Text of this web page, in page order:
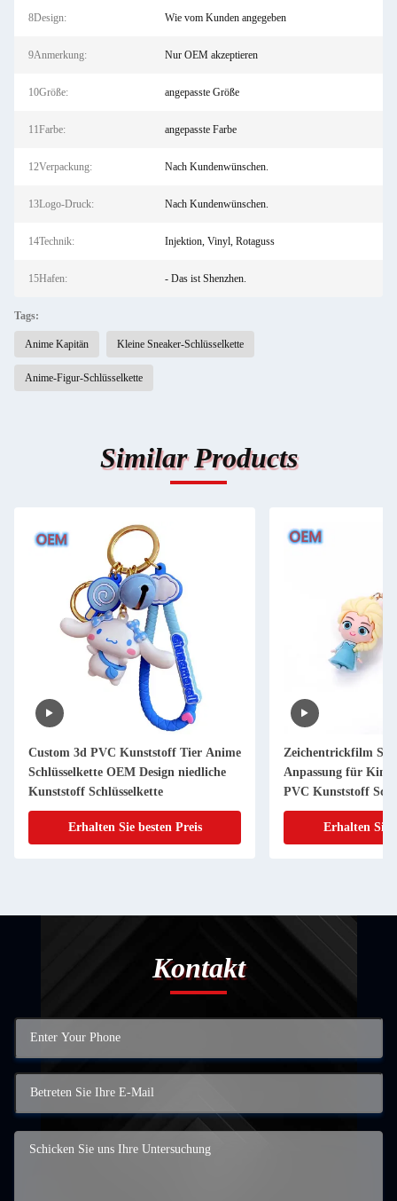
8Design: Wie vom Kunden angegeben
9Anmerkung: Nur OEM akzeptieren
10Größe: angepasste Größe
11Farbe: angepasste Farbe
12Verpackung: Nach Kundenwünschen.
13Logo-Druck: Nach Kundenwünschen.
14Technik: Injektion, Vinyl, Rotaguss
15Hafen: - Das ist Shenzhen.
Tags:
Anime Kapitän Kleine Sneaker-Schlüsselkette
Anime-Figur-Schlüsselkette
Similar Products
Custom 3d PVC Kunststoff Tier Anime
Schlüsselkette OEM Design niedliche
Kunststoff Schlüsselkette
Erhalten Sie besten Preis
Zeichentrickfilm
Anpassung für
PVC Kunststoff
Erhalten Sie
Kontakt